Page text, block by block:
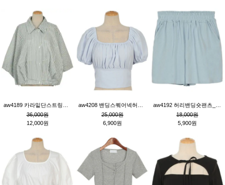
36,000원
12,000원
25,000원
6,900원
18,000원
5,900원